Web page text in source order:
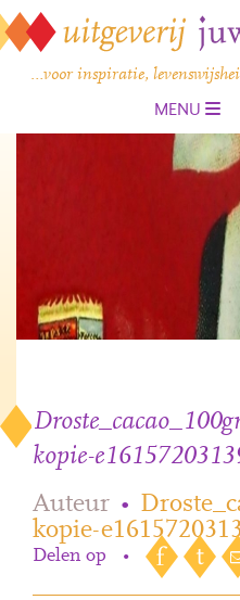
…voor inspiratie,
MENU
kopie-
Auteur •
kopie-
Delen op •